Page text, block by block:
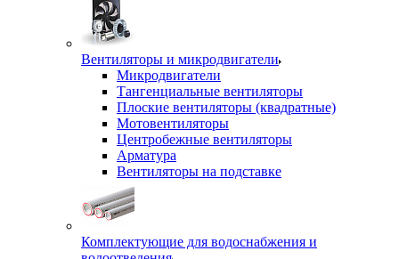
Вентиляторы и микродвигатели
Микродвигатели
Тангенциальные вентиляторы
Плоские вентиляторы (квадратные)
Мотовентиляторы
Центробежные вентиляторы
Арматура
Вентиляторы на подставке
Комплектующие для водоснабжения и